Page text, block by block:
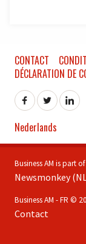
CONTACT
DÉCLARATION DE
Nederlands
Business AM is part of
Newsmonkey
Business AM - FR ©
Contact